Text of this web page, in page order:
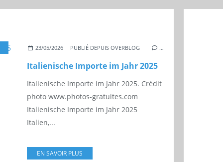
23/05/2026 PUBLIÉ DEPUIS OVERBLOG …
Italienische Importe im Jahr 2025
Italienische Importe im Jahr 2025. Crédit
photo www.photos-gratuites.com
Italienische Importe im Jahr 2025
Italien,...
EN SAVOIR PLUS